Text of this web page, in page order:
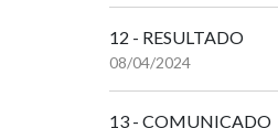
12 - RESULTADO
08/04/2024
13 - COMUNICADO